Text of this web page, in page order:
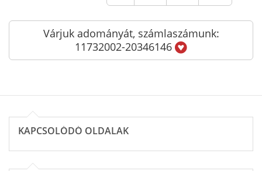
Várjuk adományát, számlaszámunk:
11732002-20346146
KAPCSOLÓDÓ OLDALAK